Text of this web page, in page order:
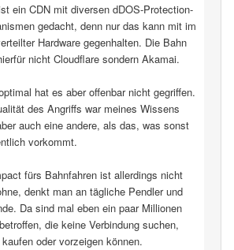
ein CDN mit diversen dDOS-Protection-
gedacht, denn nur das kann mit im
Hardware gegenhalten. Die Bahn
nicht Cloudflare sondern Akamai.
hat es aber offenbar nicht gegriffen.
des Angriffs war meines Wissens
auch eine andere, als das, was sonst
vorkommt.
fürs Bahnfahren ist allerdings nicht
denkt man an tägliche Pendler und
Da sind mal eben ein paar Millionen
die keine Verbindung suchen,
oder vorzeigen können.